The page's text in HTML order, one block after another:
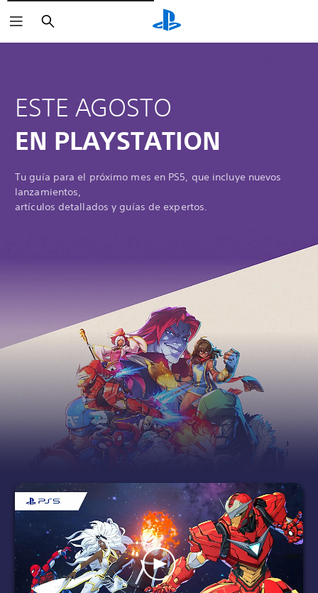
Buscar
ESTE AGOSTO
EN PLAYSTATION
Tu guía para el próximo mes en PS5, que incluye nuevos
lanzamientos,
artículos detallados y guías de expertos.